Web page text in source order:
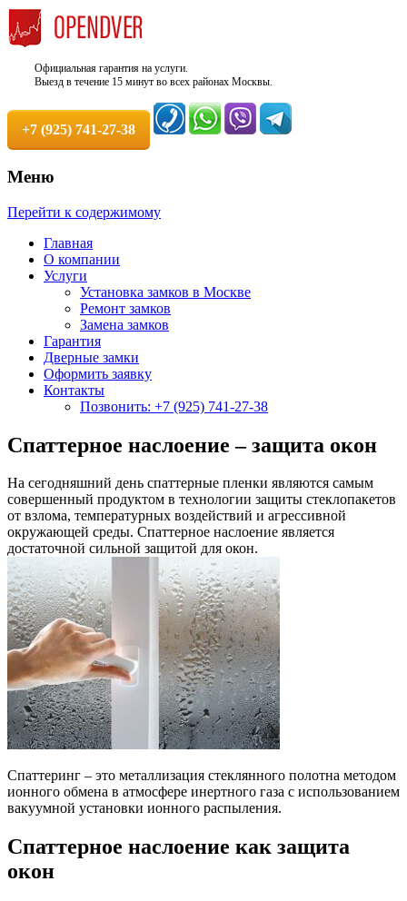
Официальная гарантия на услуги.
Выезд в течение 15 минут во всех районах Москвы.
+7 (925) 741-27-38
Служба вскрытия и ремонта
замков +7 (925) 741-27-38
Круглосуточно. 100% Гарантия!
Меню
Перейти к содержимому
Главная
О компании
Услуги
Установка замков в Москве
Ремонт замков
Замена замков
Гарантия
Дверные замки
Оформить заявку
Контакты
Позвонить: +7 (925) 741-27-38
Спаттерное наслоение – защита окон
На сегодняшний день спаттерные пленки являются самым
совершенный продуктом в технологии защиты стеклопакетов
от взлома, температурных воздействий и агрессивной
окружающей среды. Спаттерное наслоение является
достаточной сильной защитой для окон.
Спаттеринг – это металлизация стеклянного полотна методом
ионного обмена в атмосфере инертного газа с использованием
вакуумной установки ионного распыления.
Спаттерное наслоение как защита
окон